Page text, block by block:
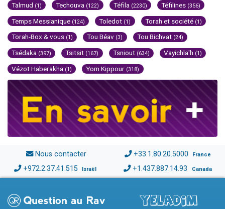
Talmud (1) Techouva (122) Téfila (2230) Téfilines (356)
Temps Messianique (124) Toledot (1) Torah et société (1)
Torah-Box & vous (1) Tou Béav (3) Tou Bichvat (24)
Tsédaka (397) Tsitsit (167) Tsniout (634) Vayichla'h (1)
Vézot Haberakha (1) Yom Kippour (318)
Nous contacter +33.1.80.20.5000 France
+972.2.37.41.515 Israël +1.437.887.14.93 Canada